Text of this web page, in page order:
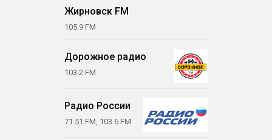
Жирновск FM
105.9 FM
Дорожное радио
103.2 FM
Радио России
71.51 FM, 103.6 FM